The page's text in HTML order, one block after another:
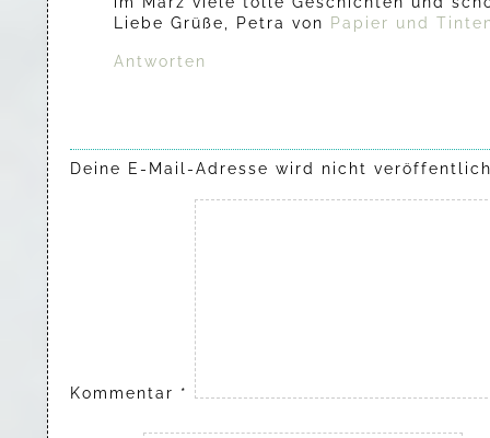
Liebe Grüße, Petra von
Papier und
Antworten
Deine E-Mail-Adresse wird nicht
Kommentar *